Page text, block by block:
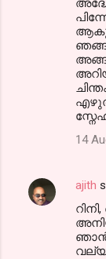
14
ajith